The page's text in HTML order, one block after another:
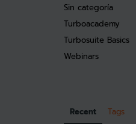
Sin categoría
Turboacademy
Turbosuite Basics
Webinars
Recent Tags